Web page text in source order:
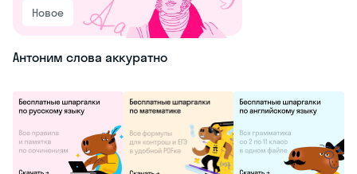
Новое
Антоним слова аккуратно